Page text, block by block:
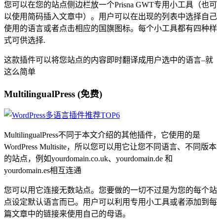
您可以在您的站点侧边栏放一个Prisna GWT专用小工具（也可
以使用简码插入文章中）。用户可以在出现的列表中选择自己
使用的语言或者点击相应的国旗图标。每个小工具都有四种样
式可供选择.
这款插件可以将您站点的内容即时翻译成用户选中的语言–就
这么简单
MultilingualPress (免费)
MultilingualPress不同于本文介绍的其他插件，它使用的是
WordPress Multisite，所以您可以用它让您不同语言、不同版本
的站点，例如yourdomain.co.uk、yourdomain.de 和
yourdomain.es相互连通
您可以用它连接无数站点。您要做的一切不过是为您的每个站
点设定默认语言而已。用户可以利用专用小工具或者添加到每
篇文章中的链接来使用自己的母语。